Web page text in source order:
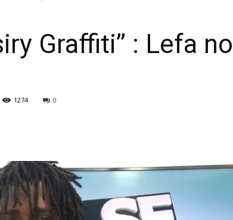
Graffiti’’ : Lefa
1274 0